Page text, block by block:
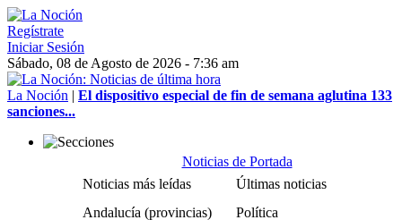
Regístrate
Iniciar Sesión
Sábado, 08 de Agosto de 2026 - 7:36 am
La Noción | El dispositivo especial de fin de semana aglutina 133
sanciones...
Noticias de Portada
Noticias más leídas
Últimas noticias
Andalucía (provincias)
Política